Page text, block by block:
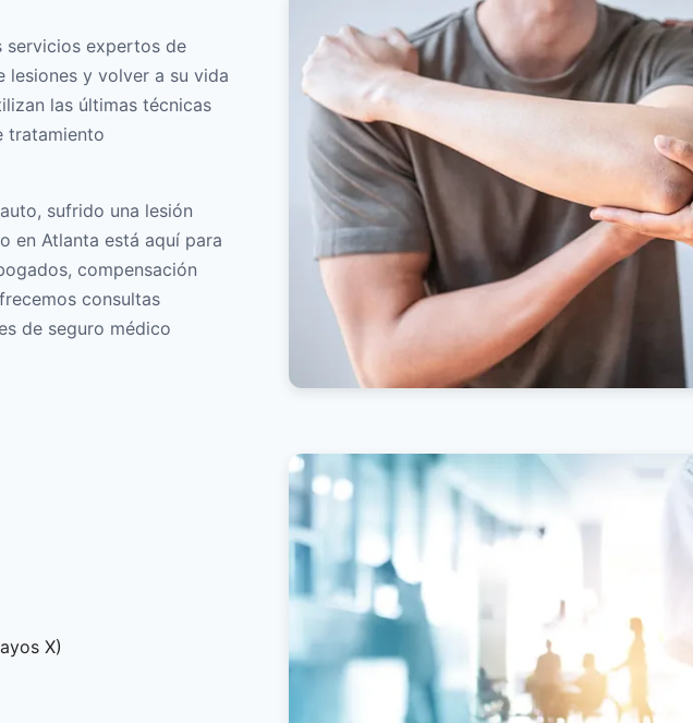
servicios expertos de
lesiones y volver a su vida
las últimas técnicas
tratamiento
sufrido una lesión
en Atlanta está aquí para
compensación
consultas
de seguro médico
X)